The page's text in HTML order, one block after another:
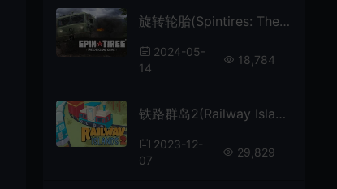
旋转轮胎(Spintires: The Original Game)简中|PC|RAC|赛车竞速模拟游戏
2024-05-
14
18,784
铁路群岛2(Railway Islands 2 Puzzle)极简放松益智游戏
2023-12-
07
29,829